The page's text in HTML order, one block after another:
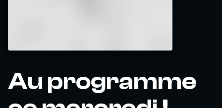
Au programme